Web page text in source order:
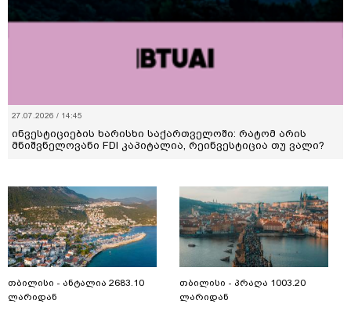
27.07.2026 / 14:45
ინვესტიციების ხარისხი საქართველოში: რატომ არის
მნიშვნელოვანი FDI კაპიტალია, რეინვესტიცია თუ ვალი?
თბილისი - ანტალია 2683.10
ლარიდან
თბილისი - პრაღა 1003.20
ლარიდან